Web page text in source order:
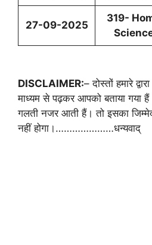
27-09-2025
319-
DISCLAIMER:– दोस्तों हमारे
माध्यम से पढ़कर आपको बताया गया
गलती नजर आती हैं। तो इसका
नहीं होगा।…………………धन्यवाद्